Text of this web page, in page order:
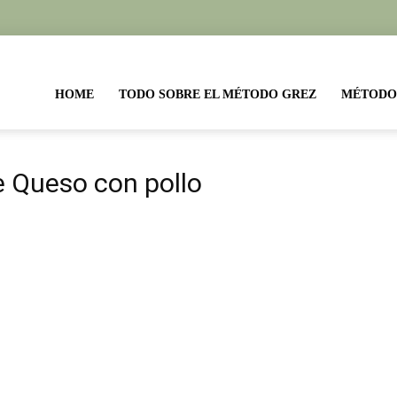
HOME TODO SOBRE EL MÉTODO GREZ
Queso con pollo